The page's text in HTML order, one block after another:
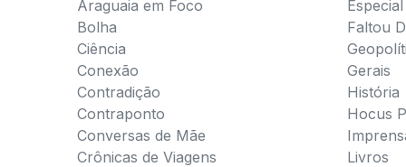
Araguaia em Foco
Bolha
Ciência
Conexão
Contradição
Contraponto
Conversas de Mãe
Crônicas de Viagens
Faltou
Gerais
História
Hocus
Livros